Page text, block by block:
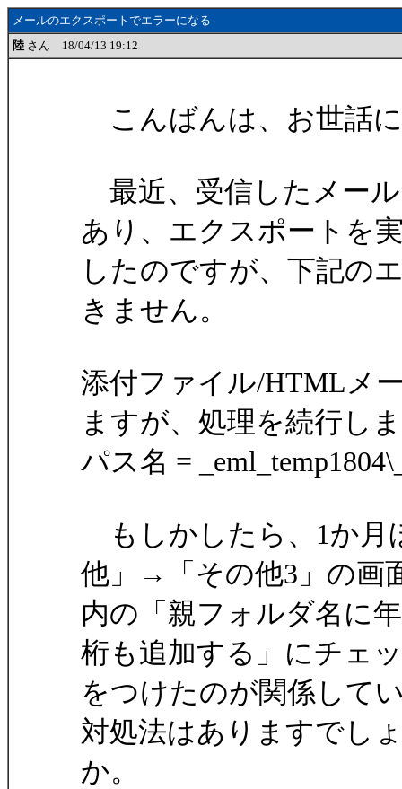
メールのエクスポートでエラーになる
陸 さん 18/04/13 19:12
こんばんは、お世話
最近、受信したメー
あり、エクスポートを
したのですが、下記の
きません。
添付ファイル/HTMLメ
ますが、処理を続行し
パス名 =
もしかしたら、1か月
他」→「その他3」の画
内の「親フォルダ名に
桁も追加する」にチェ
をつけたのが関係して
対処法はありますでし
か。